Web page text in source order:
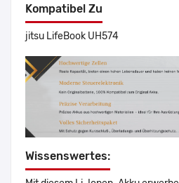
Kompatibel Zu
jitsu LifeBook UH574
Wissenswertes: